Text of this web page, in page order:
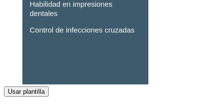
Usar plantilla